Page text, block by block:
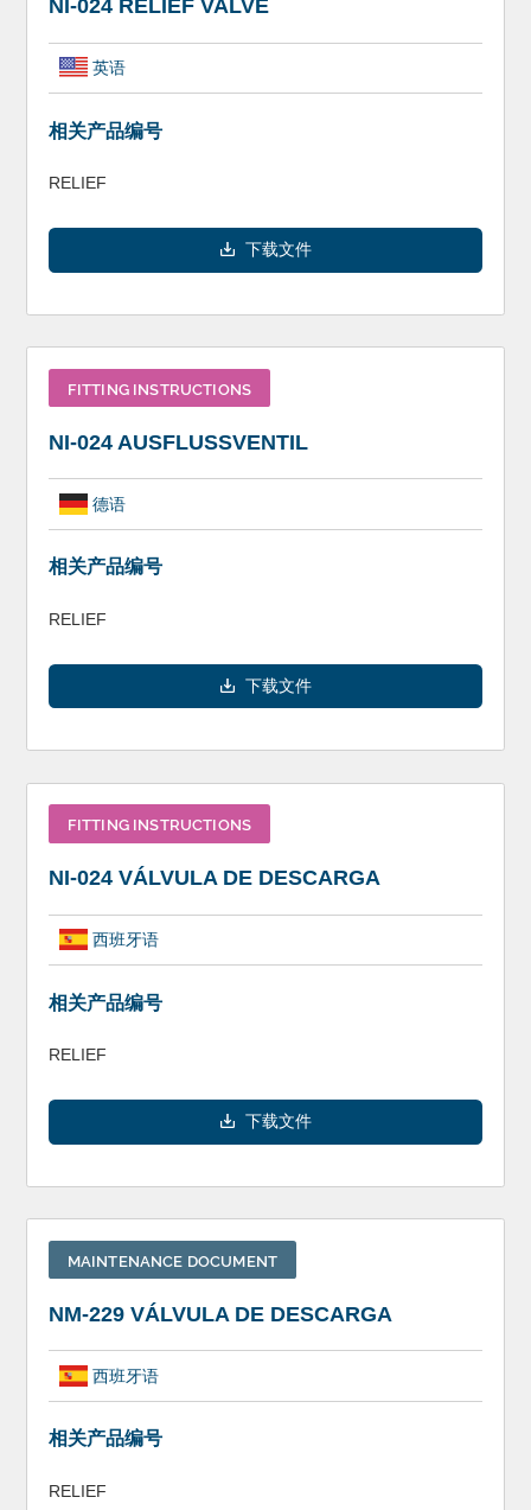
NI-024 RELIEF VALVE
英语
相关产品编号
RELIEF
下载文件
FITTING INSTRUCTIONS
NI-024 AUSFLUSSVENTIL
德语
相关产品编号
RELIEF
下载文件
FITTING INSTRUCTIONS
NI-024 VÁLVULA DE DESCARGA
西班牙语
相关产品编号
RELIEF
下载文件
MAINTENANCE DOCUMENT
NM-229 VÁLVULA DE DESCARGA
西班牙语
相关产品编号
RELIEF